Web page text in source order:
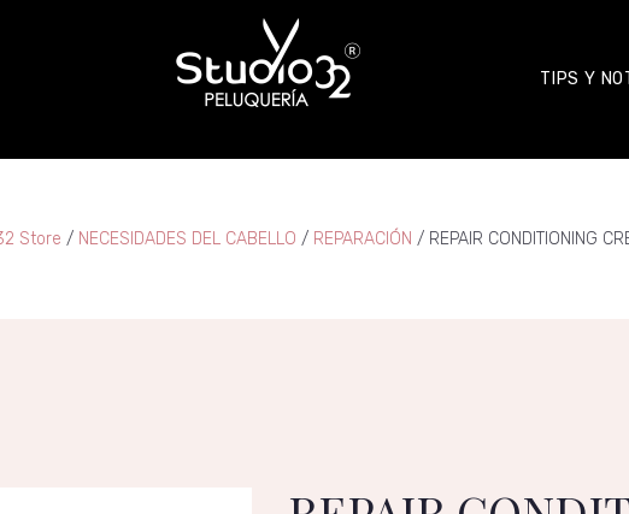
TIPS Y
Store / NECESIDADES DEL CABELLO / REPARACIÓN​​ / REPAIR CONDITIONING